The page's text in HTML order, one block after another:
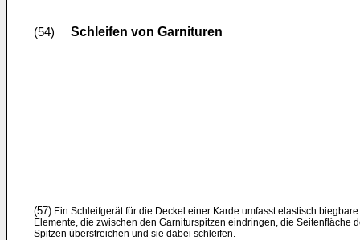
(54) Schleifen von Garnituren
(57) Ein Schleifgerät für die Deckel einer Karde umfasst elastisch biegbare
Elemente, die zwischen den Garniturspitzen eindringen, die Seitenfläche
Spitzen überstreichen und sie dabei schleifen.